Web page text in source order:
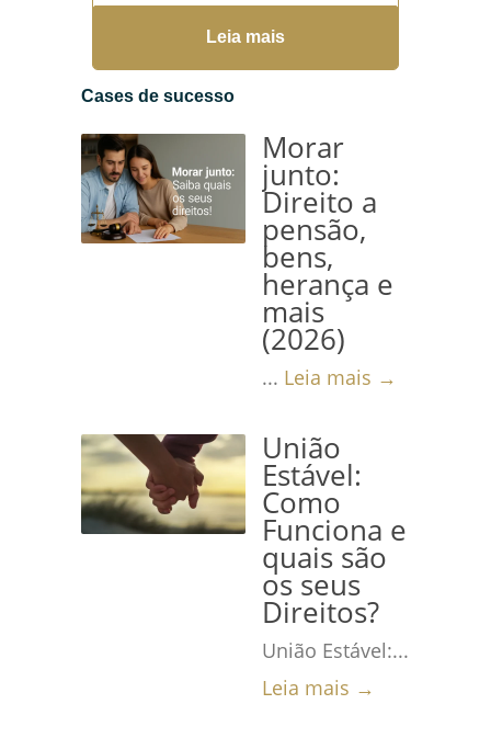
Princípios do Direito
Administrativo Descubra
como os princípios são a base
mais →
Leia mais
Cases de sucesso
Morar
junto:
Direito a
pensão,
bens,
herança e
mais
(2026)
... Leia mais →
União
Estável:
Como
Funciona e
quais são
os seus
Direitos?
União Estável:...
Leia mais →